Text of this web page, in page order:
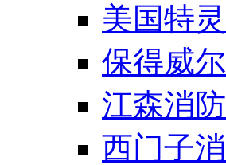
美国特灵
保得威尔
江森消防
西门子消